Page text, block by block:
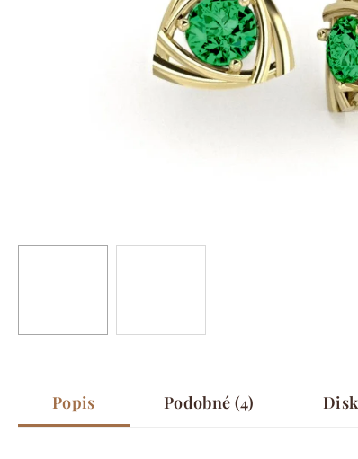
Popis Podobné (4)